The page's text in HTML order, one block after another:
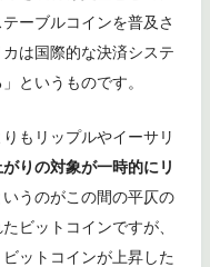
ーブルコインを普及さ
は国際的な決済システ
というものです。
もリップルやイーサリ
りの対象が一時的にリ
いうのがこの間の平仄の
ビットコインですが、
ットコインが上昇した